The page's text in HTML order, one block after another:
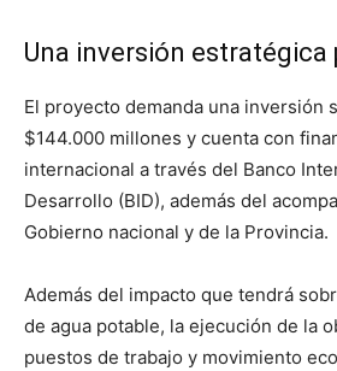
Una inversión estratégica
El proyecto demanda una inversión
$144.000 millones y cuenta con
internacional a través del Banco
Desarrollo (BID), además del
Gobierno nacional y de la Provincia.
Además del impacto que tendrá
de agua potable, la ejecución de la
puestos de trabajo y movimiento